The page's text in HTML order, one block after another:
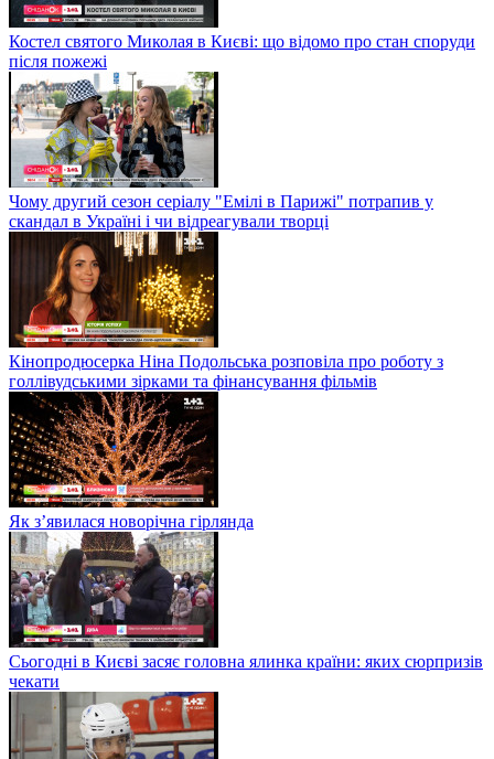
Костел святого Миколая в Києві: що відомо про стан споруди
після пожежі
Чому другий сезон серіалу "Емілі в Парижі" потрапив у
скандал в Україні і чи відреагували творці
Кінопродюсерка Ніна Подольська розповіла про роботу з
голлівудськими зірками та фінансування фільмів
Як з’явилася новорічна гірлянда
Сьогодні в Києві засяє головна ялинка країни: яких сюрпризів
чекати